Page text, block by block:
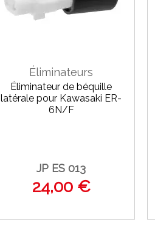
Éliminateurs
Éliminateur de béquille
latérale pour Kawasaki ER-
6N/F
JP ES 013
24,00 €